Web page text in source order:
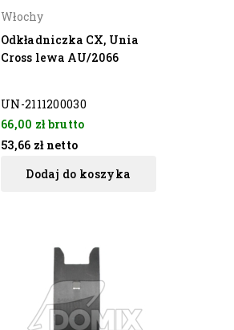
Włochy
Odkładniczka CX, Unia
Cross lewa AU/2066
UN-2111200030
66,00 złbrutto
53,66 zł netto
Dodaj do koszyka